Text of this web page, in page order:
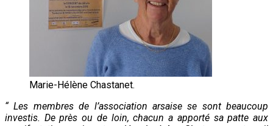
Marie-Hélène Chastanet.
“ Les membres de l’association arsaise se sont beaucoup
investis. De près ou de loin, chacun a apporté sa patte aux